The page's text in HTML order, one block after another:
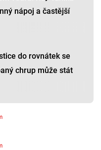
nápoj a častější
do rovnátek se
chrup může stát